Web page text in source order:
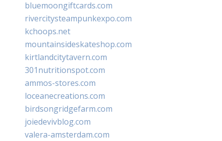
bluemoongiftcards.com
rivercitysteampunkexpo.com
kchoops.net
mountainsideskateshop.com
kirtlandcitytavern.com
301nutritionspot.com
ammos-stores.com
loceanecreations.com
birdsongridgefarm.com
joiedevivblog.com
valera-amsterdam.com